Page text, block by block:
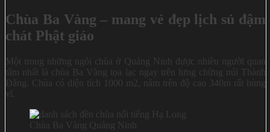
Chùa Ba Vàng – mang vẻ đẹp lịch sủ đậm
chát Phật giáo
Một trong những ngôi chùa ở Quảng Ninh được nhiều người quan
tâm nhất là chùa Ba Vàng tọa lạc ngay trên lưng chừng núi Thành
Đẳng. Chùa có diện tích 1000 m2, nằm trên độ cao 340m rất hùng
vĩ.
Chùa Ba Vàng Quảng Ninh